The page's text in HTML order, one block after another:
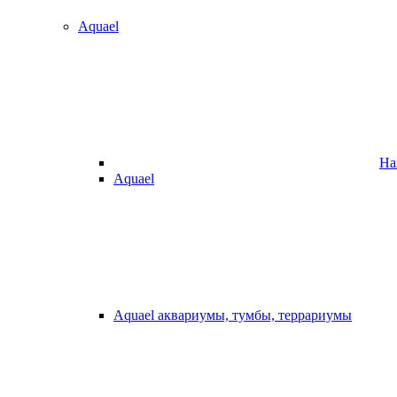
Aquael
Aquael
Aquael аквариумы, тумбы, террариумы